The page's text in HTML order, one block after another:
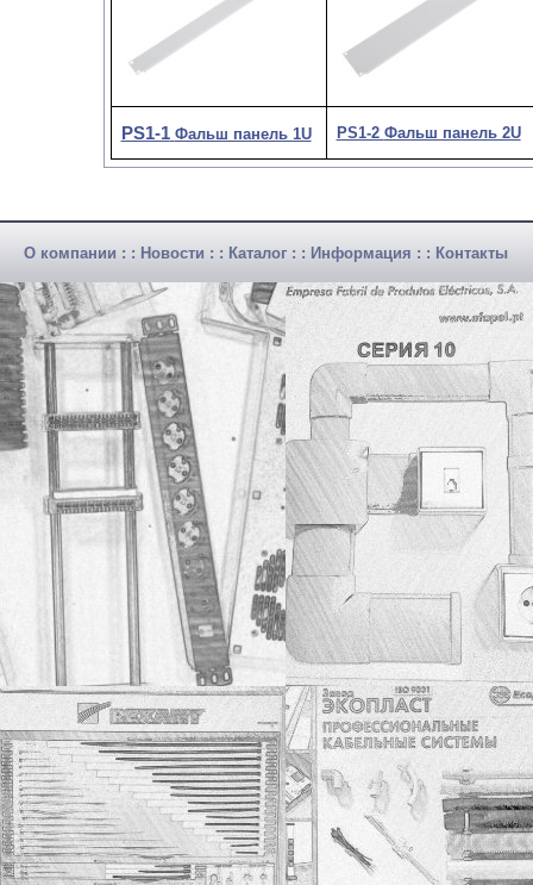
PS1-1 Фальш панель 1U PS1-2 Фальш панель 2U
О компании : : Новости : : Каталог : : Информация : : Контакты